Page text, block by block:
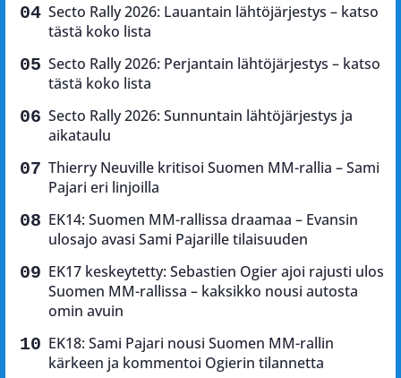
Secto Rally 2026: Lauantain lähtöjärjestys – katso
tästä koko lista
Secto Rally 2026: Perjantain lähtöjärjestys – katso
tästä koko lista
Secto Rally 2026: Sunnuntain lähtöjärjestys ja
aikataulu
Thierry Neuville kritisoi Suomen MM-rallia – Sami
Pajari eri linjoilla
EK14: Suomen MM-rallissa draamaa – Evansin
ulosajo avasi Sami Pajarille tilaisuuden
EK17 keskeytetty: Sebastien Ogier ajoi rajusti ulos
Suomen MM-rallissa – kaksikko nousi autosta
omin avuin
EK18: Sami Pajari nousi Suomen MM-rallin
kärkeen ja kommentoi Ogierin tilannetta